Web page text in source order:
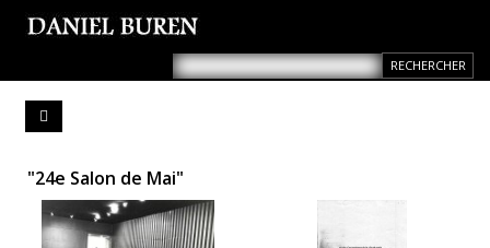
"24e Salon de Mai"